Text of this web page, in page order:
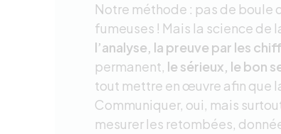
Notre méthode : pas de boule
fumeuses ! Mais la science de
l’analyse, la preuve par les
permanent, le sérieux, le bon
tout mettre en œuvre afin que
Communiquer, oui, mais
mesurer les retombées,